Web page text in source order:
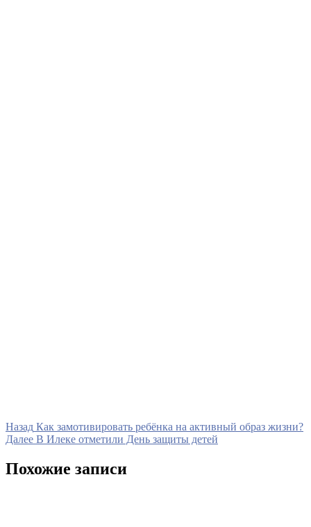
Навигация
по
записям
Назад Предыдущая
запись
Как замотивировать ребёнка на активный образ жизни?
Далее Следующая
В Илеке отметили День защиты детей
Похожие записи